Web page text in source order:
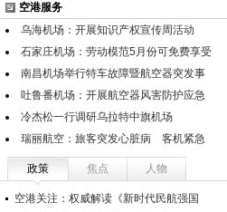
空港服务
乌海机场：开展知识产权宣传周活动
石家庄机场：劳动模范5月份可免费享受
南昌机场举行特车故障暨航空器突发事
吐鲁番机场：开展航空器风害防护应急
冷杰松一行调研乌拉特中旗机场
瑞丽航空：旅客突发心脏病 客机紧急
政策 焦点 人物
空港关注：权威解读《新时代民航强国